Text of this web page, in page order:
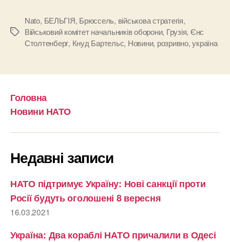
Позначки
Nato, БЕЛЬГІЯ, Брюссель, військова стратегія,
Військовий комітет начальників оборони, Грузія, Єнс
Столтенберг, Кнуд Бартельс, Новини, розривно,україна
Головна
Новини НАТО
Недавні записи
НАТО підтримує Україну: Нові санкції проти
Росії будуть оголошені 8 вересня
16.03.2021
Україна: Два кораблі НАТО причалили в Одесі